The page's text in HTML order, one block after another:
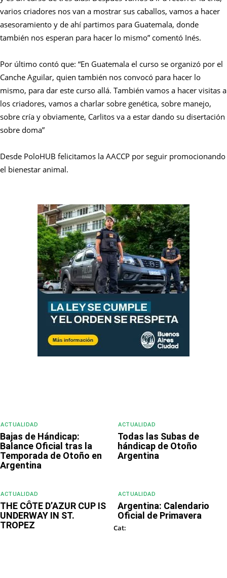
varios criadores nos van a mostrar sus caballos, vamos a hacer
asesoramiento y de ahí partimos para Guatemala, donde
también nos esperan para hacer lo mismo” comentó Inés.
Por último contó que: “En Guatemala el curso se organizó por el
Canche Aguilar, quien también nos convocó para hacer lo
mismo, para dar este curso allá. También vamos a hacer visitas a
los criadores, vamos a charlar sobre genética, sobre manejo,
sobre cría y obviamente, Carlitos va a estar dando su disertación
sobre doma”
Desde PoloHUB felicitamos la AACCP por seguir promocionando
el bienestar animal.
ACTUALIDAD
Bajas de Hándicap:
Balance Oficial tras la
Temporada de Otoño en
Argentina
ACTUALIDAD
Todas las Subas de
hándicap de Otoño
Argentina
ACTUALIDAD
THE CÔTE D’AZUR CUP IS
UNDERWAY IN ST.
TROPEZ
ACTUALIDAD
Argentina: Calendario
Oficial de Primavera
Cat: